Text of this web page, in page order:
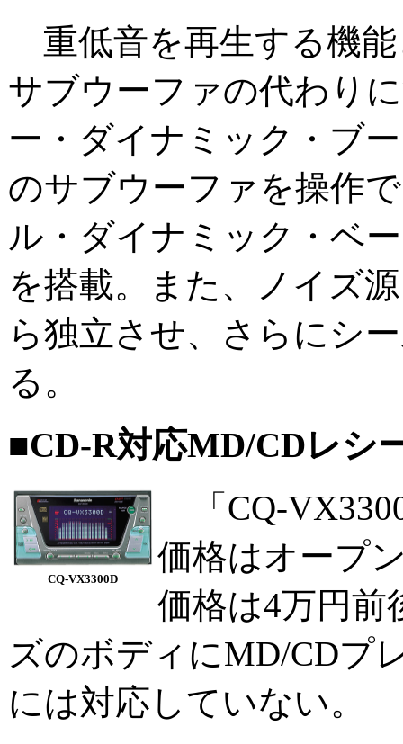
重低音を再生する機
サブウーファの代わり
ー・ダイナミック・ブ
のサブウーファを操作
ル・ダイナミック・ベ
を搭載。また、ノイズ
ら独立させ、さらにシ
る。
■CD-R対応MD/CDレシ
CQ-VX3300D
「CQ-
価格はオープ
価格は4万円前
ズのボディにMD/CDプ
には対応していない。